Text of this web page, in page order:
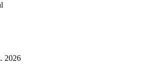
2026